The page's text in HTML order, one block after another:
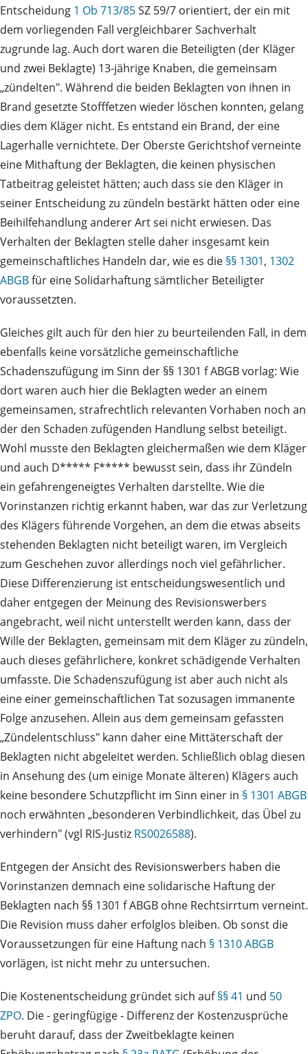
Entscheidung 1 Ob 713/85SZ 59/7 orientiert, der ein mit
dem vorliegenden Fall vergleichbarer Sachverhalt
zugrunde lag. Auch dort waren die Beteiligten (der Kläger
und zwei Beklagte) 13-jährige Knaben, die gemeinsam
„zündelten". Während die beiden Beklagten von ihnen in
Brand gesetzte Stofffetzen wieder löschen konnten, gelang
dies dem Kläger nicht. Es entstand ein Brand, der eine
Lagerhalle vernichtete. Der Oberste Gerichtshof verneinte
eine Mithaftung der Beklagten, die keinen physischen
Tatbeitrag geleistet hätten; auch dass sie den Kläger in
seiner Entscheidung zu zündeln bestärkt hätten oder eine
Beihilfehandlung anderer Art sei nicht erwiesen. Das
Verhalten der Beklagten stelle daher insgesamt kein
gemeinschaftliches Handeln dar, wie es die §§ 1301, 1302
ABGBfür eine Solidarhaftung sämtlicher Beteiligter
voraussetzten.
Gleiches gilt auch für den hier zu beurteilenden Fall, in dem
ebenfalls keine vorsätzliche gemeinschaftliche
Schadenszufügung im Sinn der §§ 1301 f ABGB vorlag: Wie
dort waren auch hier die Beklagten weder an einem
gemeinsamen, strafrechtlich relevanten Vorhaben noch an
der den Schaden zufügenden Handlung selbst beteiligt.
Wohl musste den Beklagten gleichermaßen wie dem Kläger
und auch D***** F***** bewusst sein, dass ihr Zündeln
ein gefahrengeneigtes Verhalten darstellte. Wie die
Vorinstanzen richtig erkannt haben, war das zur Verletzung
des Klägers führende Vorgehen, an dem die etwas abseits
stehenden Beklagten nicht beteiligt waren, im Vergleich
zum Geschehen zuvor allerdings noch viel gefährlicher.
Diese Differenzierung ist entscheidungswesentlich und
daher entgegen der Meinung des Revisionswerbers
angebracht, weil nicht unterstellt werden kann, dass der
Wille der Beklagten, gemeinsam mit dem Kläger zu zündeln,
auch dieses gefährlichere, konkret schädigende Verhalten
umfasste. Die Schadenszufügung ist aber auch nicht als
eine einer gemeinschaftlichen Tat sozusagen immanente
Folge anzusehen. Allein aus dem gemeinsam gefassten
„Zündelentschluss" kann daher eine Mittäterschaft der
Beklagten nicht abgeleitet werden. Schließlich oblag diesen
in Ansehung des (um einige Monate älteren) Klägers auch
keine besondere Schutzpflicht im Sinn einer in § 1301 ABGB
noch erwähnten „besonderen Verbindlichkeit, das Übel zu
verhindern" (vgl RIS-Justiz RS0026588).
Entgegen der Ansicht des Revisionswerbers haben die
Vorinstanzen demnach eine solidarische Haftung der
Beklagten nach §§ 1301 f ABGB ohne Rechtsirrtum verneint.
Die Revision muss daher erfolglos bleiben. Ob sonst die
Voraussetzungen für eine Haftung nach § 1310 ABGB
vorlägen, ist nicht mehr zu untersuchen.
Die Kostenentscheidung gründet sich auf§§ 41 und 50
ZPO. Die - geringfügige - Differenz der Kostenzusprüche
beruht darauf, dass der Zweitbeklagte keinen